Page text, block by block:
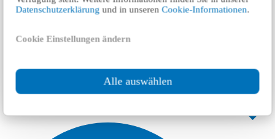
Datenschutzerklärung und in unserenCookie-Informationen.
Cookie Einstellungen ändern
Alle auswählen